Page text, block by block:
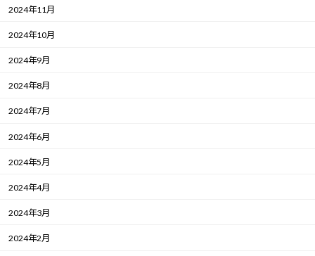
2024年11月
2024年10月
2024年9月
2024年8月
2024年7月
2024年6月
2024年5月
2024年4月
2024年3月
2024年2月